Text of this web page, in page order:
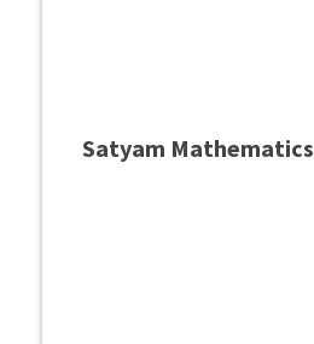
Satyam Mathematics